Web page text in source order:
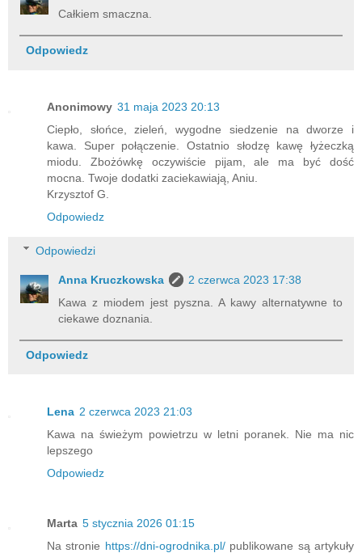
Całkiem smaczna.
Odpowiedz
Anonimowy 31 maja 2023 20:13
Ciepło, słońce, zieleń, wygodne siedzenie na dworze i
kawa. Super połączenie. Ostatnio słodzę kawę łyżeczką
miodu. Zbożówkę oczywiście pijam, ale ma być dość
mocna. Twoje dodatki zaciekawiają, Aniu.
Krzysztof G.
Odpowiedz
Odpowiedzi
Anna Kruczkowska
2 czerwca 2023 17:38
Kawa z miodem jest pyszna. A kawy alternatywne to
ciekawe doznania.
Odpowiedz
Lena 2 czerwca 2023 21:03
Kawa na świeżym powietrzu w letni poranek. Nie ma nic
lepszego
Odpowiedz
Marta 5 stycznia 2026 01:15
Na stronie https://dni-ogrodnika.pl/publikowane są artykuły